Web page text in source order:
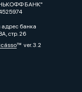
БАНК"
банка
стр. 26
ver. 3.2